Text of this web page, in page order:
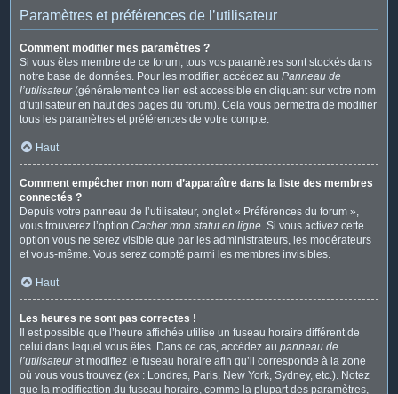
Paramètres et préférences de l’utilisateur
Comment modifier mes paramètres ?
Si vous êtes membre de ce forum, tous vos paramètres sont stockés dans
notre base de données. Pour les modifier, accédez au Panneau de
l’utilisateur(généralement ce lien est accessible en cliquant sur votre nom
d’utilisateur en haut des pages du forum). Cela vous permettra de modifier
tous les paramètres et préférences de votre compte.
Haut
Comment empêcher mon nom d’apparaître dans la liste des membres
connectés ?
Depuis votre panneau de l’utilisateur, onglet « Préférences du forum »,
vous trouverez l’option Cacher mon statut en ligne. Si vous activez cette
option vous ne serez visible que par les administrateurs, les modérateurs
et vous-même. Vous serez compté parmi les membres invisibles.
Haut
Les heures ne sont pas correctes !
Il est possible que l’heure affichée utilise un fuseau horaire différent de
celui dans lequel vous êtes. Dans ce cas, accédez au panneau de
l’utilisateuret modifiez le fuseau horaire afin qu’il corresponde à la zone
où vous vous trouvez (ex : Londres, Paris, New York, Sydney, etc.). Notez
que la modification du fuseau horaire, comme la plupart des paramètres,